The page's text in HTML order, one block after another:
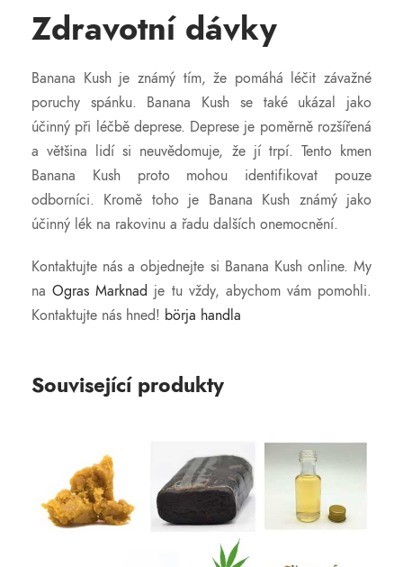
Zdravotní dávky
Banana Kush je známý tím, že pomáhá léčit závažné
poruchy spánku. Banana Kush se také ukázal jako
účinný při léčbě deprese. Deprese je poměrně rozšířená
a většina lidí si neuvědomuje, že jí trpí. Tento kmen
Banana Kush proto mohou identifikovat pouze
odborníci. Kromě toho je Banana Kush známý jako
účinný lék na rakovinu a řadu dalších onemocnění.
Kontaktujte nás a objednejte si Banana Kush online. My
naOgras Marknad je tu vždy, abychom vám pomohli.
Kontaktujte nás hned! börja handla
Související produkty